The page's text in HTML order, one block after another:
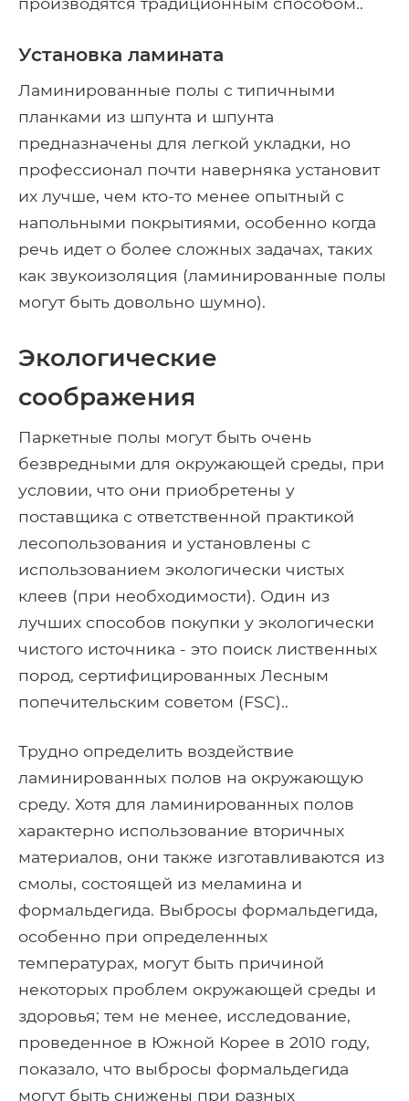
Установка ламината
Ламинированные полы с типичными
планками из шпунта и шпунта
предназначены для легкой укладки, но
профессионал почти наверняка установит
их лучше, чем кто-то менее опытный с
напольными покрытиями, особенно когда
речь идет о более сложных задачах, таких
как звукоизоляция (ламинированные полы
могут быть довольно шумно).
Экологические
соображения
Паркетные полы могут быть очень
безвредными для окружающей среды, при
условии, что они приобретены у
поставщика с ответственной практикой
лесопользования и установлены с
использованием экологически чистых
клеев (при необходимости). Один из
лучших способов покупки у экологически
чистого источника - это поиск лиственных
пород, сертифицированных Лесным
попечительским советом (FSC)..
Трудно определить воздействие
ламинированных полов на окружающую
среду. Хотя для ламинированных полов
характерно использование вторичных
материалов, они также изготавливаются из
смолы, состоящей из меламина и
формальдегида. Выбросы формальдегида,
особенно при определенных
температурах, могут быть причиной
некоторых проблем окружающей среды и
здоровья; тем не менее, исследование,
проведенное в Южной Корее в 2010 году,
показало, что выбросы формальдегида
могут быть снижены при разных